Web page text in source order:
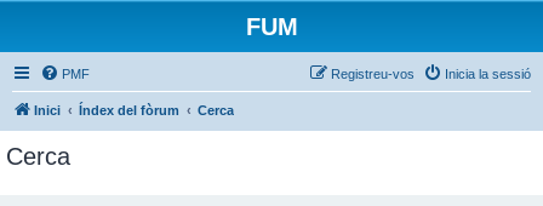
FUM
PMF Inicia la sessió
Registreu-vos
Inici Índex del fòrum Cerca
Cerca